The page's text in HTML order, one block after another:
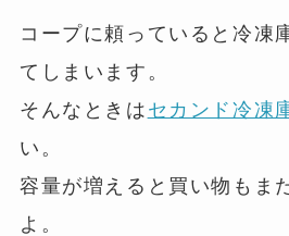
コープに頼っていると冷凍
てしまいます。
そんなときは セカンド冷凍
い。
容量が増えると買い物もま
よ。